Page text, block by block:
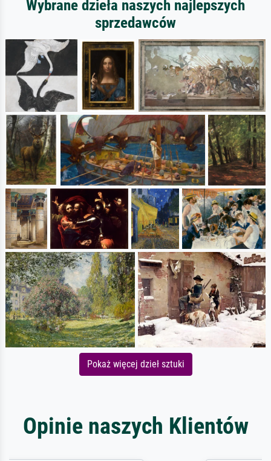
Wybrane dzieła naszych najlepszych
sprzedawców
Pokaż więcej dzieł sztuki
Opinie naszych Klientów